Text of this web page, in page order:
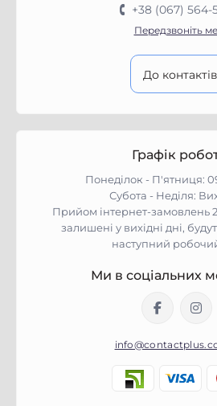
+38 (067) 564-
Передзвоніть
До контактів
Графік
Понеділок - П'ятниця:
Субота - Неділя:
Прийом інтернет-замовлень
залишені у вихідні дні,
наступний
Ми в соціальних